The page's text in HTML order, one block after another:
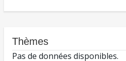
Thèmes
Pas de données disponibles.